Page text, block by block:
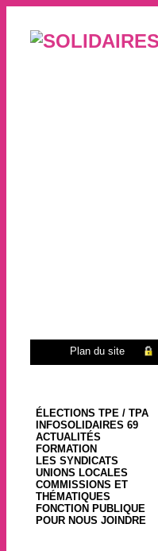
Plan du site
ÉLECTIONS TPE / TPA
INFOSOLIDAIRES 69
ACTUALITÉS
FORMATION
LES SYNDICATS
UNIONS LOCALES
COMMISSIONS ET
THÉMATIQUES
FONCTION PUBLIQUE
POUR NOUS JOINDRE